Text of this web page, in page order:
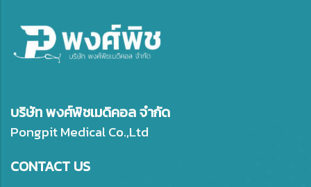
บริษัท พงศ์พิชเมดิคอล จำกัด
Pongpit Medical Co.,Ltd
CONTACT US